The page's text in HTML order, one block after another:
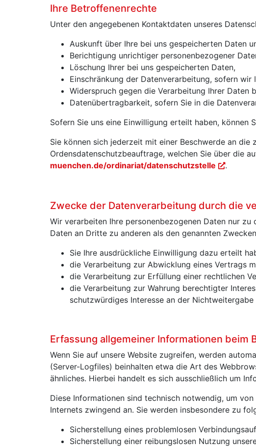
Ihre Betroffenenrechte
Unter den angegebenen Kontaktdaten unseres
Auskunft über Ihre bei uns gespeicherten Daten
Berichtigung unrichtiger personenbezogener
Löschung Ihrer bei uns gespeicherten Daten,
Einschränkung der Datenverarbeitung, sofern
Widerspruch gegen die Verarbeitung Ihrer Daten
Datenübertragbarkeit, sofern Sie in die
Sofern Sie uns eine Einwilligung erteilt haben,
Sie können sich jederzeit mit einer Beschwerde an
Ordensdatenschutzbeauftrage, welchen Sie über die
muenchen.de/ordinariat/datenschutzstelle
.
Zwecke der Datenverarbeitung durch die
Wir verarbeiten Ihre personenbezogenen Daten nur
Daten an Dritte zu anderen als den genannten
Sie Ihre ausdrückliche Einwilligung dazu erteilt
die Verarbeitung zur Abwicklung eines Vertrags
die Verarbeitung zur Erfüllung einer rechtlichen
die Verarbeitung zur Wahrung berechtigter
schutzwürdiges Interesse an der Nichtweitergabe
Erfassung allgemeiner Informationen beim
Wenn Sie auf unsere Website zugreifen, werden
(Server-Logfiles) beinhalten etwa die Art des
ähnliches. Hierbei handelt es sich ausschließlich um
Diese Informationen sind technisch notwendig, um
Internets zwingend an. Sie werden insbesondere zu
Sicherstellung eines problemlosen
Sicherstellung einer reibungslosen Nutzung